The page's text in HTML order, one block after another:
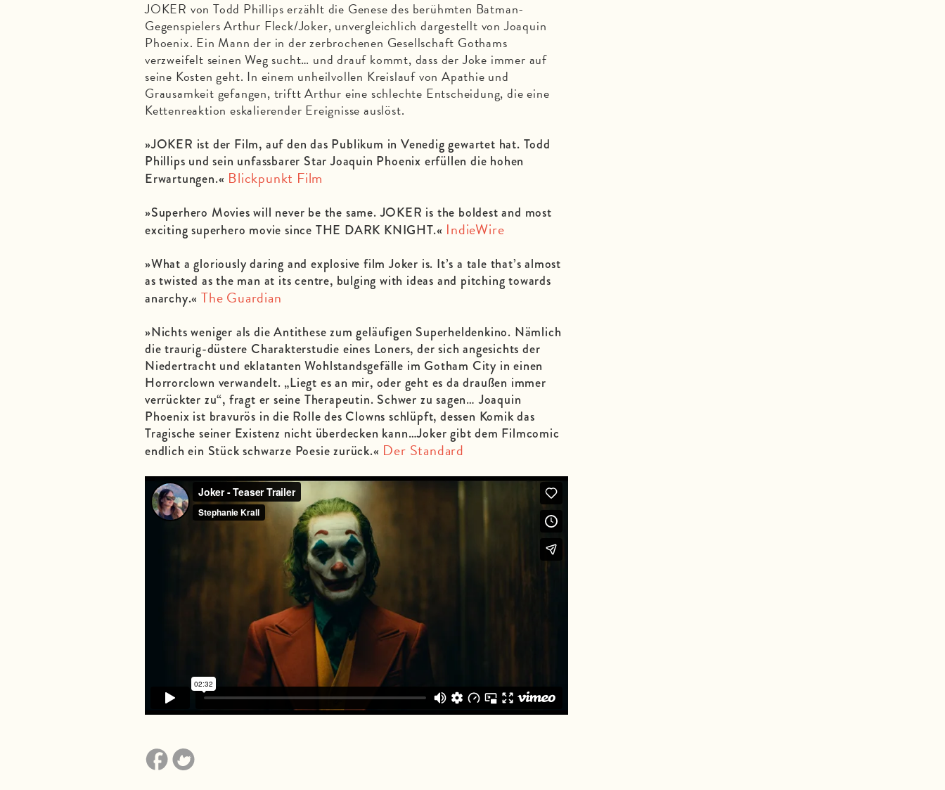
JOKER von Todd Phillips erzählt die Genese des berühmten Batman-
Gegenspielers Arthur Fleck/Joker, unvergleichlich dargestellt von Joaquin
Phoenix. Ein Mann der in der zerbrochenen Gesellschaft Gothams
verzweifelt seinen Weg sucht… und drauf kommt, dass der Joke immer auf
seine Kosten geht. In einem unheilvollen Kreislauf von Apathie und
Grausamkeit gefangen, triftt Arthur eine schlechte Entscheidung, die eine
Kettenreaktion eskalierender Ereignisse auslöst.
»JOKER ist der Film, auf den das Publikum in Venedig gewartet hat. Todd
Phillips und sein unfassbarer Star Joaquin Phoenix erfüllen die hohen
Erwartungen.« Blickpunkt Film
»Superhero Movies will never be the same. JOKER is the boldest and most
exciting superhero movie since THE DARK KNIGHT.« IndieWire
»What a gloriously daring and explosive film Joker is. It’s a tale that’s almost
as twisted as the man at its centre, bulging with ideas and pitching towards
anarchy.«The Guardian
»Nichts weniger als die Antithese zum geläufigen Superheldenkino. Nämlich
die traurig-düstere Charakterstudie eines Loners, der sich angesichts der
Niedertracht und eklatanten Wohlstandsgefälle im Gotham City in einen
Horrorclown verwandelt. „Liegt es an mir, oder geht es da draußen immer
verrückter zu“, fragt er seine Therapeutin. Schwer zu sagen… Joaquin
Phoenix ist bravurös in die Rolle des Clowns schlüpft, dessen Komik das
Tragische seiner Existenz nicht überdecken kann…Joker gibt dem Filmcomic
endlich ein Stück schwarze Poesie zurück.« Der Standard